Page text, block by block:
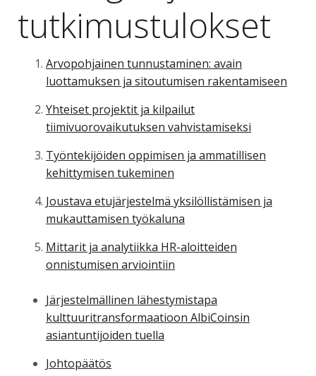
tutkimustulokset
Arvopohjainen tunnustaminen: avain
luottamuksen ja sitoutumisen rakentamiseen
Yhteiset projektit ja kilpailut
tiimivuorovaikutuksen vahvistamiseksi
Työntekijöiden oppimisen ja ammatillisen
kehittymisen tukeminen
Joustava etujärjestelmä yksilöllistämisen ja
mukauttamisen työkaluna
Mittarit ja analytiikka HR-aloitteiden
onnistumisen arviointiin
Järjestelmällinen lähestymistapa
kulttuuritransformaatioon AlbiCoinsin
asiantuntijoiden tuella
Johtopäätös